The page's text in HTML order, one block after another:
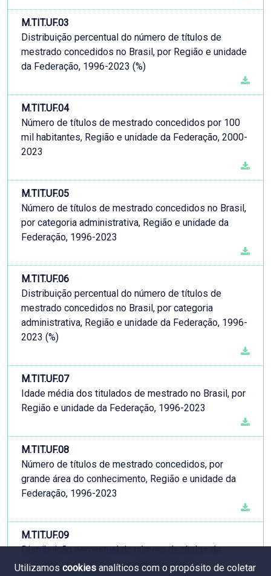
M.TIT.UF.03
Distribuição percentual do número de títulos de
mestrado concedidos no Brasil, por Região e unidade
da Federação, 1996-2023 (%)
M.TIT.UF.04
Número de títulos de mestrado concedidos por 100
mil habitantes, Região e unidade da Federação, 2000-
2023
M.TIT.UF.05
Número de títulos de mestrado concedidos no Brasil,
por categoria administrativa, Região e unidade da
Federação, 1996-2023
M.TIT.UF.06
Distribuição percentual do número de títulos de
mestrado concedidos no Brasil, por categoria
administrativa, Região e unidade da Federação, 1996-
2023 (%)
M.TIT.UF.07
Idade média dos titulados de mestrado no Brasil, por
Região e unidade da Federação, 1996-2023
M.TIT.UF.08
Número de títulos de mestrado concedidos, por
grande área do conhecimento, Região e unidade da
Federação, 1996-2023
M.TIT.UF.09
Distribuição percentual do número de títulos de
mestrado concedidos, por grande área do
Utilizamos cookies analíticos com o propósito de coletar